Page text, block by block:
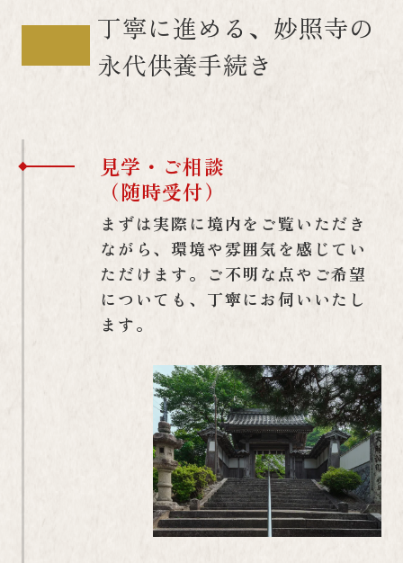
丁寧に進める、妙照寺の
永代供養手続き
見学・ご相談
（随時受付）
まずは実際に境内をご覧いただき
ながら、環境や雰囲気を感じてい
ただけます。ご不明な点やご希望
についても、丁寧にお伺いいたし
ます。